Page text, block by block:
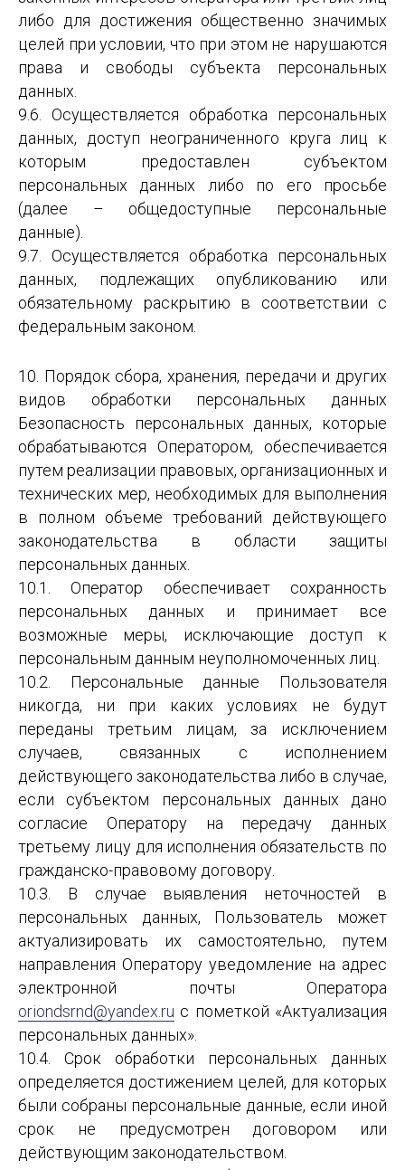
либо для достижения общественно значимых
целей при условии, что при этом не нарушаются
права и свободы субъекта персональных
данных.
9.6. Осуществляется обработка персональных
данных, доступ неограниченного круга лиц к
которым предоставлен субъектом
персональных данных либо по его просьбе
(далее – общедоступные персональные
данные).
9.7. Осуществляется обработка персональных
данных, подлежащих опубликованию или
обязательному раскрытию в соответствии с
федеральным законом.
10. Порядок сбора, хранения, передачи и других
видов обработки персональных данных
Безопасность персональных данных, которые
обрабатываются Оператором, обеспечивается
путем реализации правовых, организационных и
технических мер, необходимых для выполнения
в полном объеме требований действующего
законодательства в области защиты
персональных данных.
10.1. Оператор обеспечивает сохранность
персональных данных и принимает все
возможные меры, исключающие доступ к
персональным данным неуполномоченных лиц.
10.2. Персональные данные Пользователя
никогда, ни при каких условиях не будут
переданы третьим лицам, за исключением
случаев, связанных с исполнением
действующего законодательства либо в случае,
если субъектом персональных данных дано
согласие Оператору на передачу данных
третьему лицу для исполнения обязательств по
гражданско-правовому договору.
10.3. В случае выявления неточностей в
персональных данных, Пользователь может
актуализировать их самостоятельно, путем
направления Оператору уведомление на адрес
электронной почты Оператора
oriondsrnd@yandex.ru с пометкой «Актуализация
персональных данных».
10.4. Срок обработки персональных данных
определяется достижением целей, для которых
были собраны персональные данные, если иной
срок не предусмотрен договором или
действующим законодательством.